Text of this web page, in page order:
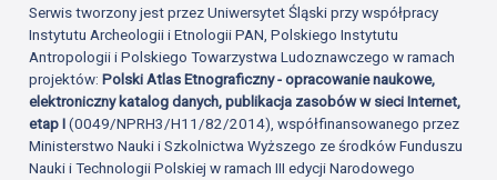
Serwis tworzony jest przez Uniwersytet Śląski przy współpracy
Instytutu Archeologii i Etnologii PAN, Polskiego Instytutu
Antropologii i Polskiego Towarzystwa Ludoznawczego w ramach
projektów:Polski Atlas Etnograficzny - opracowanie naukowe,
elektroniczny katalog danych, publikacja zasobów w sieci Internet,
etap I(0049/NPRH3/H11/82/2014), współfinansowanego przez
Ministerstwo Nauki i Szkolnictwa Wyższego ze środków Funduszu
Nauki i Technologii Polskiej w ramach III edycji Narodowego